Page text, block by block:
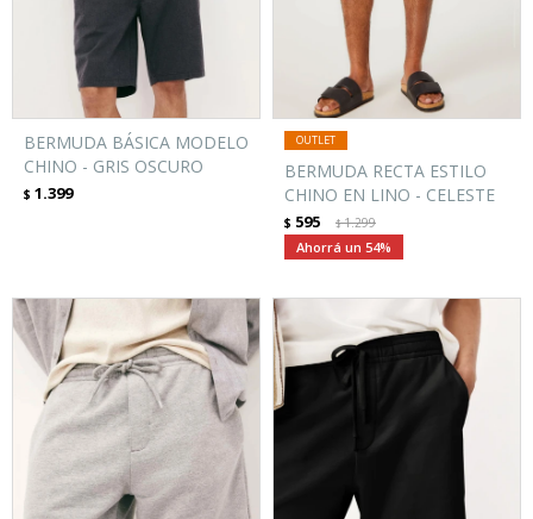
BERMUDA BÁSICA MODELO
CHINO - GRIS OSCURO
$ 1.399
BERMUDA RECTA ESTILO
CHINO EN LINO - CELESTE
$ 595 $1.299
54